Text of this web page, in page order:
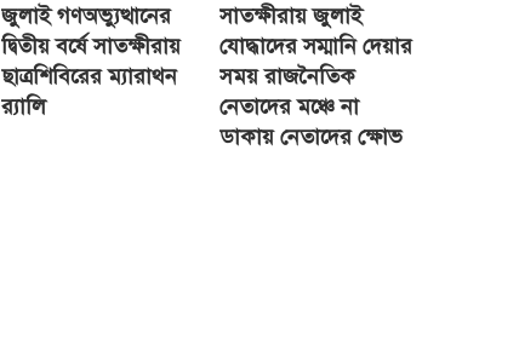
জুলাই গণঅভ্যুত্থানের
দ্বিতীয় বর্ষে সাতক্ষীরায়
ছাত্রশিবিরের ম্যারাথন
র‌্যালি
সাতক্ষীরায় জুলাই
যোদ্ধাদের সম্মানি দেয়ার
সময় রাজনৈতিক
নেতাদের মঞ্চে না
ডাকায় নেতাদের ক্ষোভ